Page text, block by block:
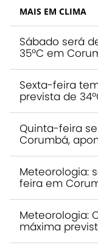
MAIS EM CLIMA
Sábado será
35ºC em
Sexta-feira
prevista de
Quinta-feira
Corumbá,
Meteorologia:
feira em
Meteorologia:
máxima